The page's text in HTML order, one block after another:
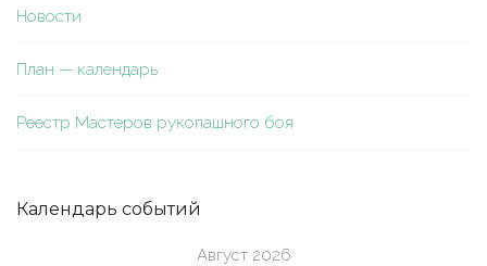
Новости
План — календарь
Реестр Мастеров рукопашного боя
Календарь событий
Август 2026